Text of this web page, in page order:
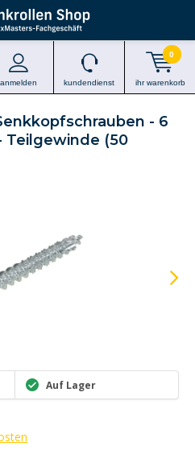
anmelden kundendienst ihr warenkorb
0
- 6
Teilgewinde (50
Auf Lager